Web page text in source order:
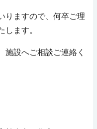
りますので、何卒ご理
します。
施設へご相談ご連絡く